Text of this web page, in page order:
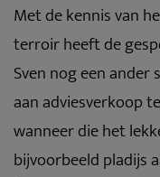
Met de kennis van
terroir heeft de
Sven nog een
aan adviesverkoop
wanneer die het
bijvoorbeeld pladijs